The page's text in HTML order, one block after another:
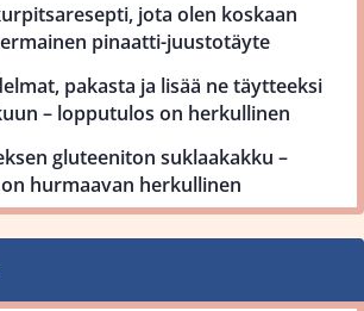
jota olen koskaan
pinaatti-juustotäyte
pakasta ja lisää ne täytteeksi
– lopputulos on herkullinen
gluteeniton suklaakakku –
hurmaavan herkullinen